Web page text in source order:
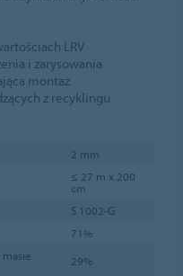
LRV
i zarysowania
montaż
z recyklingu
2 mm
≤ 27 m x 200
cm
S 1002-G
71%
29%